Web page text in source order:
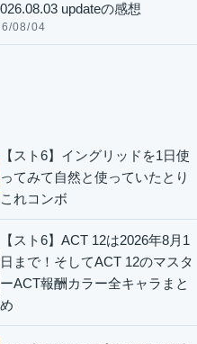
updateの感想
08/04
【スト6】イングリッドを1日使
ってみて自然と使っていたとり
これコンボ
【スト6】ACT 12は2026年8月1
日まで！そしてACT 12のマスタ
ーACT報酬カラー全キャラまと
め